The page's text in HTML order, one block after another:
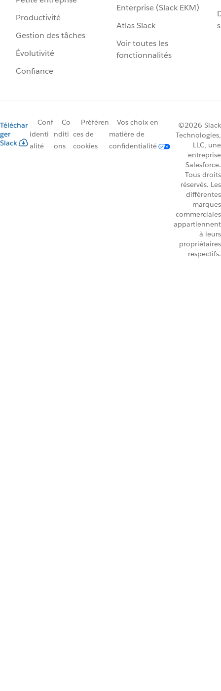
Productivité
Gestion des tâches
Évolutivité
Confiance
Enterprise (Slack EKM)
Atlas Slack
Voir toutes les
fonctionnalités
Téléchar
ger
Slack
Conf
identi
alité
Co
nditi
ons
Préféren
ces de
cookies
Vos choix en
matière de
confidentialité
©2026 Slack
Technologies,
LLC, une
entreprise
Salesforce.
Tous droits
réservés. Les
différentes
marques
commerciales
appartiennent
à leurs
propriétaires
respectifs.